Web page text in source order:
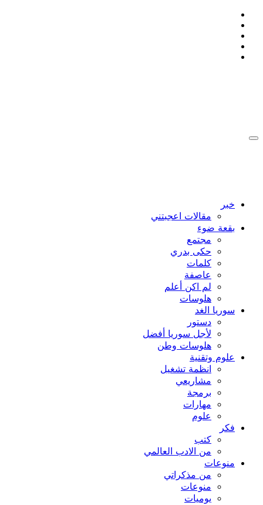
التجاوز
المحتوى
خبر
مقالات اعجبتني
بقعة ضوء
مجتمع
حكى بدري
كلمات
عاصفة
لم اكن أعلم
هلوسات
سوريا الغد
دستور
لأجل سوريا أفضل
هلوسات وطن
علوم وتقنية
انظمة تشغيل
مشاريعي
برمجة
مهارات
علوم
فكر
كتب
من الادب العالمي
منوعات
من مذكراتي
منوعات
يوميات